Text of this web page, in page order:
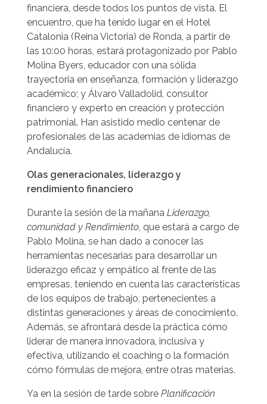
financiera, desde todos los puntos de vista. El
encuentro, que ha tenido lugar en el Hotel
Catalonia (Reina Victoria) de Ronda, a partir de
las 10:00 horas, estará protagonizado por Pablo
Molina Byers, educador con una sólida
trayectoria en enseñanza, formación y liderazgo
académico; y Álvaro Valladolid, consultor
financiero y experto en creación y protección
patrimonial. Han asistido medio centenar de
profesionales de las academias de idiomas de
Andalucía.
Olas generacionales, liderazgo y
rendimiento financiero
Durante la sesión de la mañana Liderazgo,
comunidad y Rendimiento , que estará a cargo de
Pablo Molina, se han dado a conocer las
herramientas necesarias para desarrollar un
liderazgo eficaz y empático al frente de las
empresas, teniendo en cuenta las características
de los equipos de trabajo, pertenecientes a
distintas generaciones y áreas de conocimiento.
Además, se afrontará desde la práctica cómo
liderar de manera innovadora, inclusiva y
efectiva, utilizando el coaching o la formación
cómo fórmulas de mejora, entre otras materias.
Ya en la sesión de tarde sobre Planificación